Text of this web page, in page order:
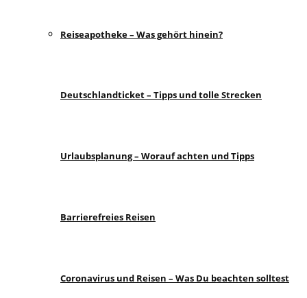
Reiseapotheke – Was gehört hinein?
Deutschlandticket – Tipps und tolle Strecken
Urlaubsplanung – Worauf achten und Tipps
Barrierefreies Reisen
Coronavirus und Reisen – Was Du beachten solltest